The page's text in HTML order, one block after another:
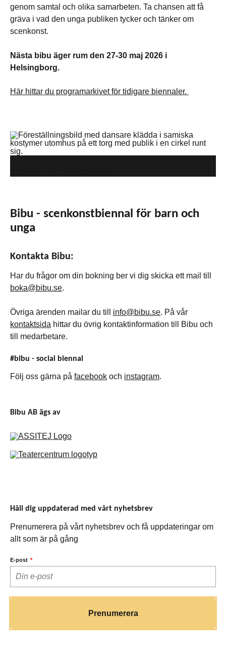
genom samtal och olika samarbeten. Ta chansen att få
gräva i vad den unga publiken tycker och tänker om
scenkonst.
Nästa bibu äger rum den 27-30 maj 2026 i
Helsingborg.
Här hittar du programarkivet för tidigare biennaler.
Bibu - scenkonstbiennal för barn och
unga
Kontakta Bibu:
Har du frågor om din bokning ber vi dig skicka ett mail till
boka@bibu.se.
Övriga ärenden mailar du till info@bibu.se. På vår
kontaktsida hittar du övrig kontaktinformation till Bibu och
till medarbetare.
#bibu - social biennal
Följ oss gärna på facebook och instagram.
Bibu AB ägs av
Håll dig uppdaterad med vårt nyhetsbrev
Prenumerera på vårt nyhetsbrev och få uppdateringar om
allt som är på gång
E-post